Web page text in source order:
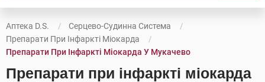
Аптека D.S.
Серцево-Судинна Система
Препарати При Інфаркті Міокарда
Препарати При Інфаркті Міокарда У Мукачево
Препарати при інфаркті міокарда